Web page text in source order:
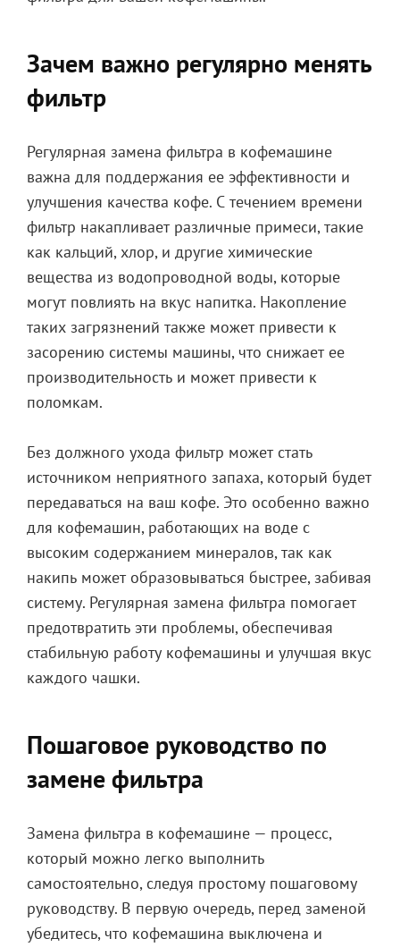
Зачем важно регулярно менять
фильтр
Регулярная замена фильтра в кофемашине
важна для поддержания ее эффективности и
улучшения качества кофе. С течением времени
фильтр накапливает различные примеси, такие
как кальций, хлор, и другие химические
вещества из водопроводной воды, которые
могут повлиять на вкус напитка. Накопление
таких загрязнений также может привести к
засорению системы машины, что снижает ее
производительность и может привести к
поломкам.
Без должного ухода фильтр может стать
источником неприятного запаха, который будет
передаваться на ваш кофе. Это особенно важно
для кофемашин, работающих на воде с
высоким содержанием минералов, так как
накипь может образовываться быстрее, забивая
систему. Регулярная замена фильтра помогает
предотвратить эти проблемы, обеспечивая
стабильную работу кофемашины и улучшая вкус
каждого чашки.
Пошаговое руководство по
замене фильтра
Замена фильтра в кофемашине — процесс,
который можно легко выполнить
самостоятельно, следуя простому пошаговому
руководству. В первую очередь, перед заменой
убедитесь, что кофемашина выключена и